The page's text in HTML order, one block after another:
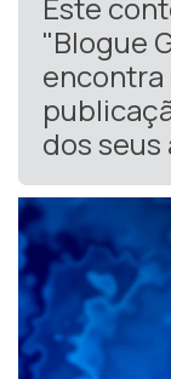
"Blogue
dos seus